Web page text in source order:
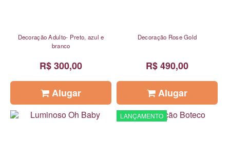
Decoração Adulto- Preto, azul e
branco
R$ 300,00
Alugar
Decoração Rose Gold
R$ 490,00
Alugar
LANÇAMENTO